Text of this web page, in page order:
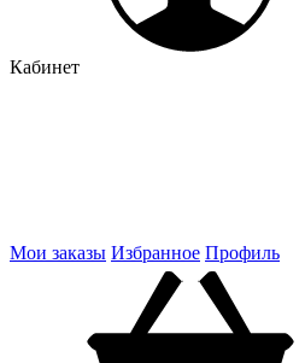
Кабинет
Мои заказы Избранное Профиль